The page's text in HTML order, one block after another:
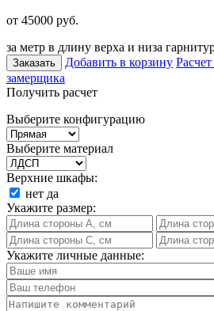
от 45000 руб.
за метр в длину верха и низа
Заказать Добавить в корзину
замерщика
Получить расчет
Выберите конфигурацию
Выберите материал
Верхние шкафы:
нет да
Укажите размер:
Укажите личные данные: